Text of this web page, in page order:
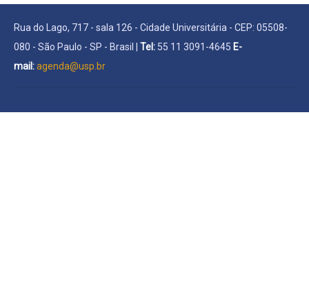
Rua do Lago, 717 - sala 126 - Cidade Universitária - CEP: 05508-
080 - São Paulo - SP - Brasil | Tel: 55 11 3091-4645 E-
mail:agenda@usp.br